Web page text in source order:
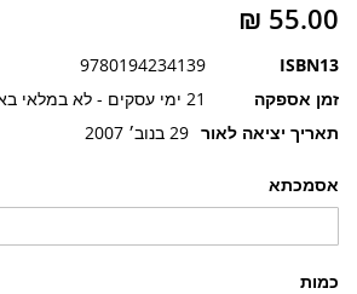
אסמכתא
כמות
ISBN13
9780194234139
זמן אספקה
21 ימי עסקים - לא במלאי בארץ
תאריך יציאה לאור 29 בנוב׳ 2007